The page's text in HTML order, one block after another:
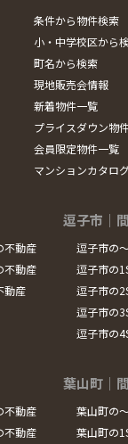
条件から物件検索
小・中学校区から
町名から検索
現地販売会情報
新着物件一覧
プライスダウン物
会員限定物件一覧
マンションカタロ
不動産
不動産
動産
逗子市｜
逗子市の
逗子市の
逗子市の
逗子市の
逗子市の
不動産
不動産
葉山町｜
葉山町の
葉山町の